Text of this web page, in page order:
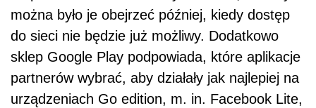
można było je obejrzeć później, kiedy dostęp
do sieci nie będzie już możliwy. Dodatkowo
sklep Google Play podpowiada, które aplikacje
partnerów wybrać, aby działały jak najlepiej na
urządzeniach Go edition, m. in. Facebook Lite,